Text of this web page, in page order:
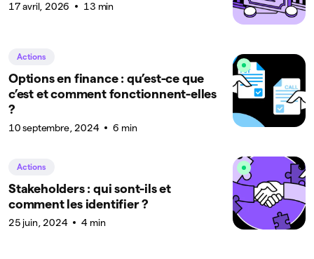
17 avril, 2026 13 min
Actions
Options en finance : qu’est-ce que
c’est et comment fonctionnent-elles
?
10 septembre, 2024 6 min
Actions
Stakeholders : qui sont-ils et
comment les identifier ?
25 juin, 2024 4 min